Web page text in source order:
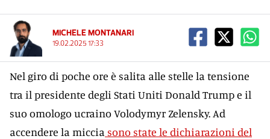
MICHELE MONTANARI
19.02.2025 17:33
Nel giro di poche ore è salita alle stelle la tensione
tra il presidente degli Stati Uniti Donald Trump e il
suo omologo ucraino Volodymyr Zelensky. Ad
accendere la miccia sono state le dichiarazioni del